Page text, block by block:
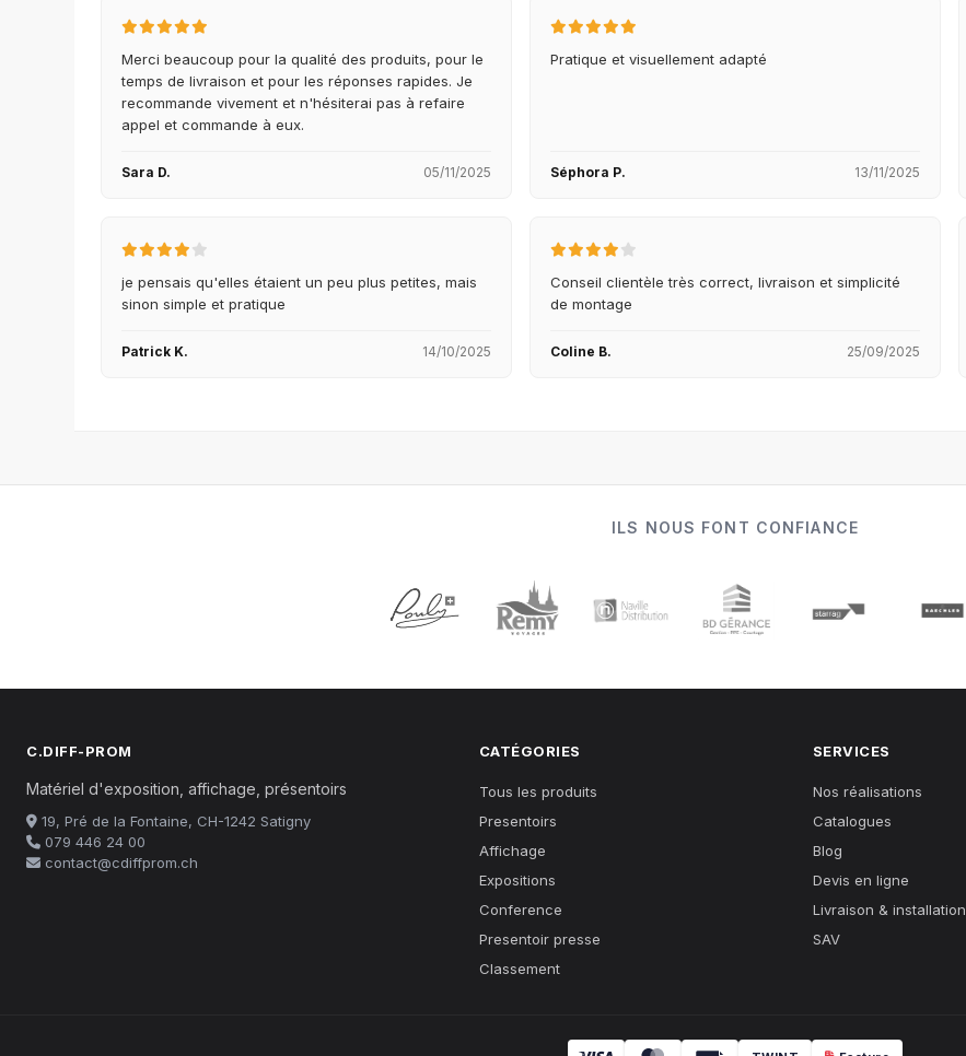
Merci beaucoup pour la qualité des produits, pour le
temps de livraison et pour les réponses rapides. Je
recommande vivement et n'hésiterai pas à refaire
appel et commande à eux.
Sara D. 05/11/2025
Pratique et visuellement adapté
Séphora P. 13/11/2025
je pensais qu'elles étaient un peu plus petites, mais
sinon simple et pratique
Patrick K. 14/10/2025
Conseil clientèle très correct, livraison et simplicité
de montage
Coline B. 25/09/2025
ILS NOUS FONT CONFIANCE
C.DIFF-PROM
Matériel d'exposition, affichage, présentoirs
19, Pré de la Fontaine, CH-1242 Satigny
079 446 24 00
contact@cdiffprom.ch
CATÉGORIES
Tous les produits
Presentoirs
Affichage
Expositions
Conference
Presentoir presse
Classement
SERVICES
Nos réalisations
Catalogues
Blog
Devis en ligne
Livraison & installation
SAV